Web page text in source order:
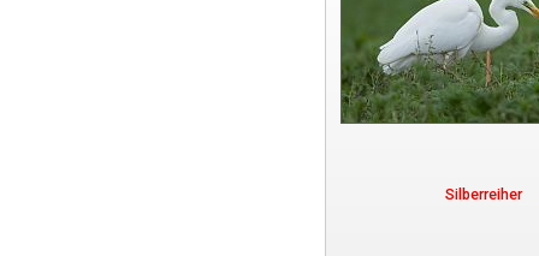
Silberreiher